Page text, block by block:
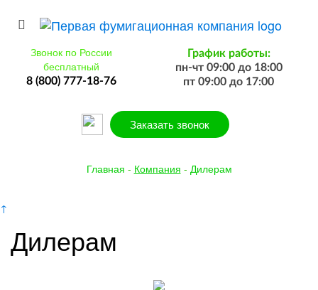
Звонок по России
бесплатный
8 (800) 777-18-76
График работы:
пн-чт 09:00 до 18:00
пт 09:00 до 17:00
Заказать звонок
Главная - Компания - Дилерам
↑
Дилерам